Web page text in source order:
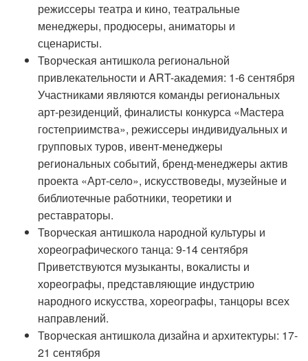
режиссеры театра и кино, театральные
менеджеры, продюсеры, аниматоры и
сценаристы.
Творческая антишкола региональной
привлекательности и ART-академия: 1-6 сентября
Участниками являются команды региональных
арт-резиденций, финалисты конкурса «Мастера
гостеприимства», режиссеры индивидуальных и
групповых туров, ивент-менеджеры
региональных событий, бренд-менеджеры актив
проекта «Арт-село», искусствоведы, музейные и
библиотечные работники, теоретики и
реставраторы.
Творческая антишкола народной культуры и
хореографического танца: 9-14 сентября
Приветствуются музыканты, вокалисты и
хореографы, представляющие индустрию
народного искусства, хореографы, танцоры всех
направлений.
Творческая антишкола дизайна и архитектуры: 17-
21 сентября